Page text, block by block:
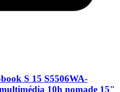
S 15 S5506WA-
10h nomade 15"